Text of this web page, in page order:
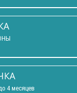
4 месяцев